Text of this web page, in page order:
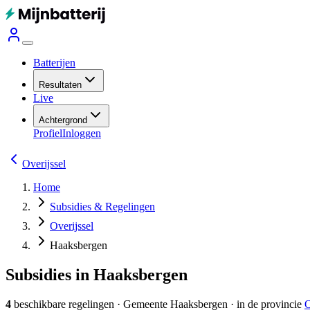
Batterijen
Resultaten
Live
Achtergrond
ProfielInloggen
Overijssel
Home
Subsidies & Regelingen
Overijssel
Haaksbergen
Subsidies in Haaksbergen
4 beschikbare regelingen · Gemeente Haaksbergen · in de provincie